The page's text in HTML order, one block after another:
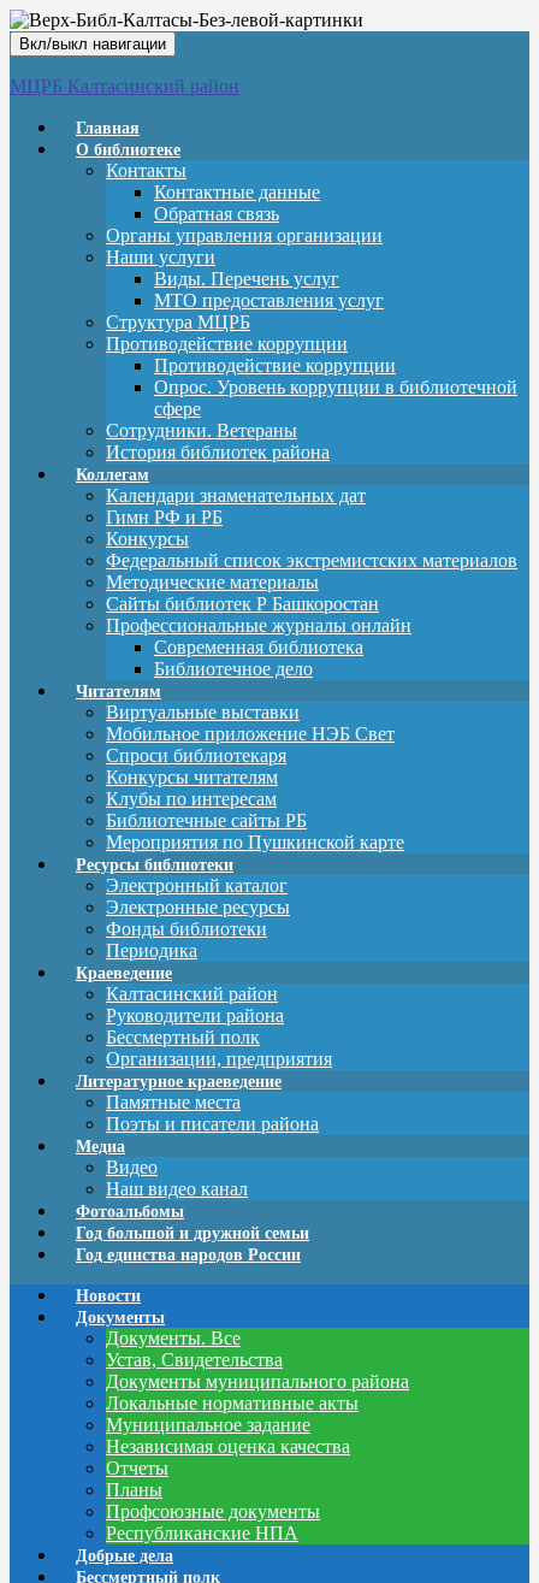
Вкл/выкл навигации
МЦРБ Калтасинский район
Главная
О библиотеке
Контакты
Контактные данные
Обратная связь
Органы управления организации
Наши услуги
Виды. Перечень услуг
МТО предоставления услуг
Структура МЦРБ
Противодействие коррупции
Противодействие коррупции
Опрос. Уровень коррупции в библиотечной
сфере
Сотрудники. Ветераны
История библиотек района
Коллегам
Календари знаменательных дат
Гимн РФ и РБ
Конкурсы
Федеральный список экстремистских материалов
Методические материалы
Сайты библиотек Р Башкоростан
Профессиональные журналы онлайн
Современная библиотека
Библиотечное дело
Читателям
Виртуальные выставки
Мобильное приложение НЭБ Свет
Спроси библиотекаря
Конкурсы читателям
Клубы по интересам
Библиотечные сайты РБ
Мероприятия по Пушкинской карте
Ресурсы библиотеки
Электронный каталог
Электронные ресурсы
Фонды библиотеки
Периодика
Краеведение
Калтасинский район
Руководители района
Бессмертный полк
Организации, предприятия
Литературное краеведение
Памятные места
Поэты и писатели района
Медиа
Видео
Наш видео канал
Фотоальбомы
Год большой и дружной семьи
Год единства народов России
Новости
Документы
Документы. Все
Устав, Свидетельства
Документы муниципального района
Локальные нормативные акты
Муниципальное задание
Независимая оценка качества
Отчеты
Планы
Профсоюзные документы
Республиканские НПА
Добрые дела
Бессмертный полк